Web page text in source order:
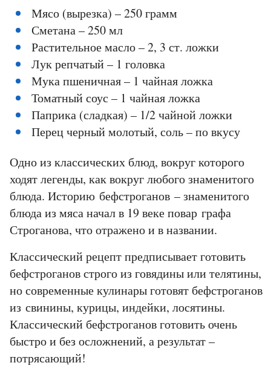
Мясо (вырезка) – 250 грамм
Сметана – 250 мл
Растительное масло – 2, 3 ст. ложки
Лук репчатый – 1 головка
Мука пшеничная – 1 чайная ложка
Томатный соус – 1 чайная ложка
Паприка (сладкая) – 1/2 чайной ложки
Перец черный молотый, соль – по вкусу
Одно из классических блюд, вокруг которого
ходят легенды, как вокруг любого знаменитого
блюда. Историю бефстроганов – знаменитого
блюда из мяса начал в 19 веке повар графа
Строганова, что отражено и в названии.
Классический рецепт предписывает готовить
бефстроганов строго из говядины или телятины,
но современные кулинары готовят бефстроганов
из свинины, курицы, индейки, лосятины.
Классический бефстроганов готовить очень
быстро и без осложнений, а результат –
потрясающий!